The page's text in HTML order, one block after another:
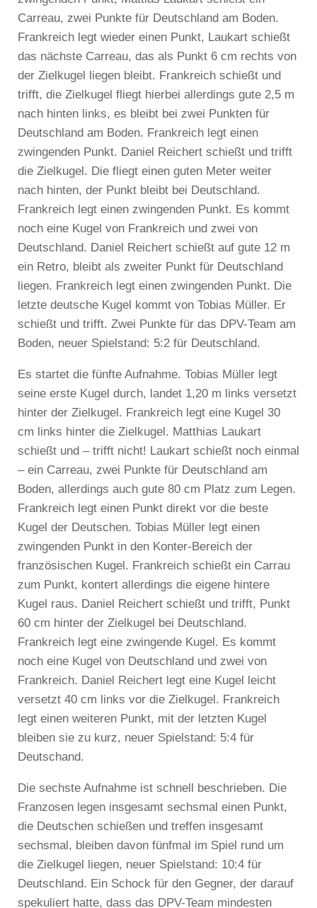
Carreau, zwei Punkte für Deutschland am Boden.
Frankreich legt wieder einen Punkt, Laukart schießt
das nächste Carreau, das als Punkt 6 cm rechts von
der Zielkugel liegen bleibt. Frankreich schießt und
trifft, die Zielkugel fliegt hierbei allerdings gute 2,5 m
nach hinten links, es bleibt bei zwei Punkten für
Deutschland am Boden. Frankreich legt einen
zwingenden Punkt. Daniel Reichert schießt und trifft
die Zielkugel. Die fliegt einen guten Meter weiter
nach hinten, der Punkt bleibt bei Deutschland.
Frankreich legt einen zwingenden Punkt. Es kommt
noch eine Kugel von Frankreich und zwei von
Deutschland. Daniel Reichert schießt auf gute 12 m
ein Retro, bleibt als zweiter Punkt für Deutschland
liegen. Frankreich legt einen zwingenden Punkt. Die
letzte deutsche Kugel kommt von Tobias Müller. Er
schießt und trifft. Zwei Punkte für das DPV-Team am
Boden, neuer Spielstand: 5:2 für Deutschland.
Es startet die fünfte Aufnahme. Tobias Müller legt
seine erste Kugel durch, landet 1,20 m links versetzt
hinter der Zielkugel. Frankreich legt eine Kugel 30
cm links hinter die Zielkugel. Matthias Laukart
schießt und – trifft nicht! Laukart schießt noch einmal
– ein Carreau, zwei Punkte für Deutschland am
Boden, allerdings auch gute 80 cm Platz zum Legen.
Frankreich legt einen Punkt direkt vor die beste
Kugel der Deutschen. Tobias Müller legt einen
zwingenden Punkt in den Konter-Bereich der
französischen Kugel. Frankreich schießt ein Carrau
zum Punkt, kontert allerdings die eigene hintere
Kugel raus. Daniel Reichert schießt und trifft, Punkt
60 cm hinter der Zielkugel bei Deutschland.
Frankreich legt eine zwingende Kugel. Es kommt
noch eine Kugel von Deutschland und zwei von
Frankreich. Daniel Reichert legt eine Kugel leicht
versetzt 40 cm links vor die Zielkugel. Frankreich
legt einen weiteren Punkt, mit der letzten Kugel
bleiben sie zu kurz, neuer Spielstand: 5:4 für
Deutschand.
Die sechste Aufnahme ist schnell beschrieben. Die
Franzosen legen insgesamt sechsmal einen Punkt,
die Deutschen schießen und treffen insgesamt
sechsmal, bleiben davon fünfmal im Spiel rund um
die Zielkugel liegen, neuer Spielstand: 10:4 für
Deutschland. Ein Schock für den Gegner, der darauf
spekuliert hatte, dass das DPV-Team mindesten